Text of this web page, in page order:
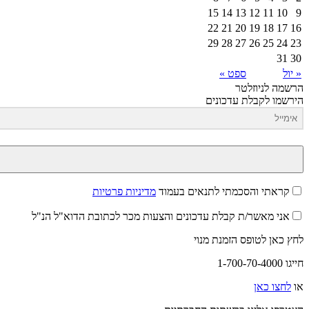
9
10
11
12
13
14
15
16
17
18
19
20
21
22
23
24
25
26
27
28
29
30
31
« יול
ספט »
הרשמה לניוזלטר
הירשמו לקבלת עדכונים
קראתי והסכמתי לתנאים בעמוד מדיניות פרטיות
אני מאשר/ת קבלת עדכונים והצעות מכר לכתובת הדוא"ל הנ"ל
לחץ כאן לטופס הזמנת מנוי
חייגו 1-700-70-4000
או לחצו כאן